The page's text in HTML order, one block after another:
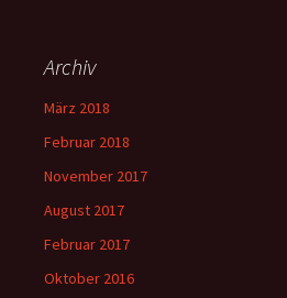
Archiv
März 2018
Februar 2018
November 2017
August 2017
Februar 2017
Oktober 2016